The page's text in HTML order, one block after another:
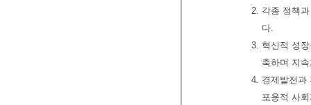
2. 각종 정책
다.
3. 혁신적 성
축하며 지
4. 경제발전과
포용적 사